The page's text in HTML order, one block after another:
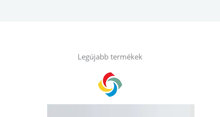
Legújabb termékek